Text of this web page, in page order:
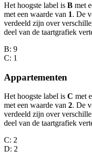
Het hoogste label is B met
met een waarde van 1. De
verdeeld zijn over
deel van de taartgrafiek
B: 9
C: 1
Appartementen
Het hoogste label is C met
met een waarde van 2. De
verdeeld zijn over
deel van de taartgrafiek
C: 2
D: 2